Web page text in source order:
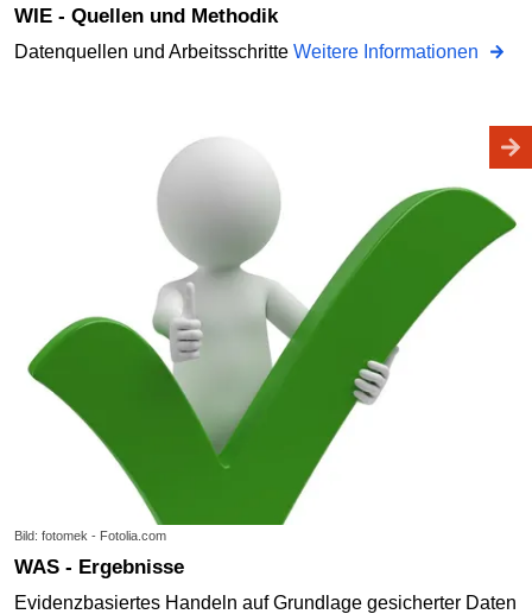
WIE - Quellen und Methodik
Datenquellen und Arbeitsschritte Weitere Informationen
Bild: fotomek - Fotolia.com
WAS - Ergebnisse
Evidenzbasiertes Handeln auf Grundlage gesicherter Daten